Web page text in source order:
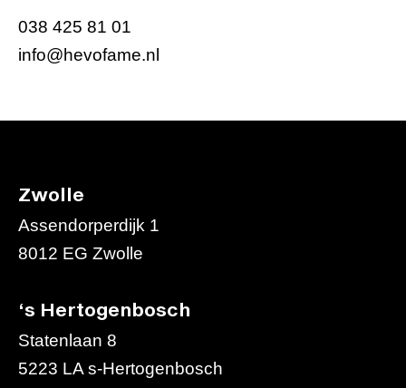
038 425 81 01
info@hevofame.nl
Zwolle
Assendorperdijk 1
8012 EG Zwolle
‘s Hertogenbosch
Statenlaan 8
5223 LA s-Hertogenbosch